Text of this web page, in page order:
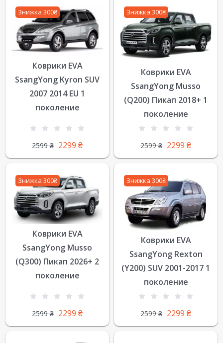
Знижка 300₴
Коврики EVA
SsangYong Kyron SUV
2007 2014 EU 1
поколение
2599₴ 2299 ₴
Знижка 300₴
Коврики EVA
SsangYong Musso
(Q200) Пикап 2018+ 1
поколение
2599₴ 2299 ₴
Знижка 300₴
Коврики EVA
SsangYong Musso
(Q300) Пикап 2026+ 2
поколение
2599₴ 2299 ₴
Знижка 300₴
Коврики EVA
SsangYong Rexton
(Y200) SUV 2001-2017 1
поколение
2599₴ 2299 ₴